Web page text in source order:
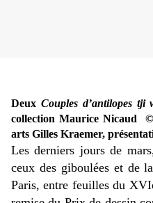
Deux Couples d’antilopes
collection Maurice Nicaud
arts Gilles Kraemer,
Les derniers jours de
ceux des giboulées et de
Paris, entre feuilles du